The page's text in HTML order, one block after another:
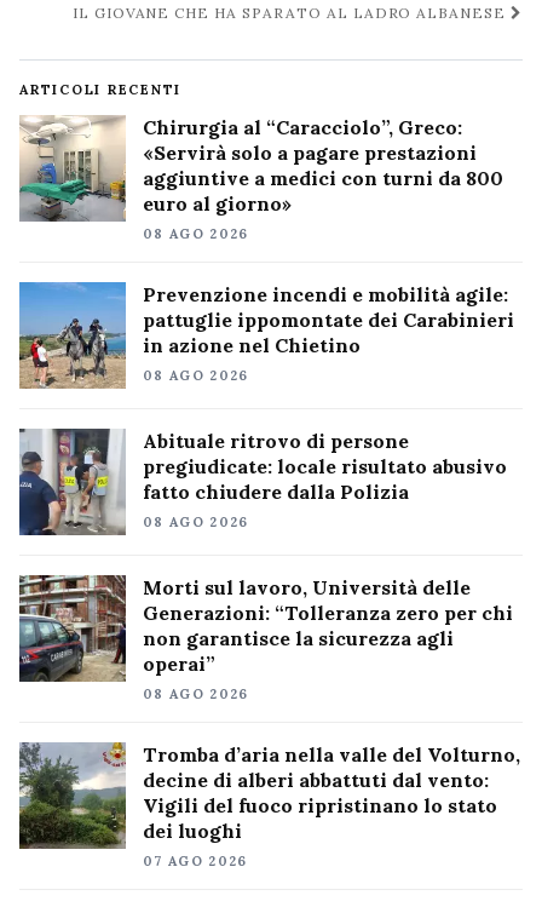
IL GIOVANE CHE HA SPARATO AL LADRO ALBANESE
ARTICOLI RECENTI
Chirurgia al “Caracciolo”, Greco:
«Servirà solo a pagare prestazioni
aggiuntive a medici con turni da 800
euro al giorno»
08 AGO 2026
Prevenzione incendi e mobilità agile:
pattuglie ippomontate dei Carabinieri
in azione nel Chietino
08 AGO 2026
Abituale ritrovo di persone
pregiudicate: locale risultato abusivo
fatto chiudere dalla Polizia
08 AGO 2026
Morti sul lavoro, Università delle
Generazioni: “Tolleranza zero per chi
non garantisce la sicurezza agli
operai”
08 AGO 2026
Tromba d’aria nella valle del Volturno,
decine di alberi abbattuti dal vento:
Vigili del fuoco ripristinano lo stato
dei luoghi
07 AGO 2026